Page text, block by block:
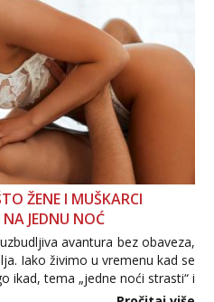
ŽENE I MUŠKARCI
JEDNU NOĆ
avantura bez obaveza,
Iako živimo u vremenu kad se
ikad, tema „jedne noći strasti“ i
Što zapravo misle žene, a što